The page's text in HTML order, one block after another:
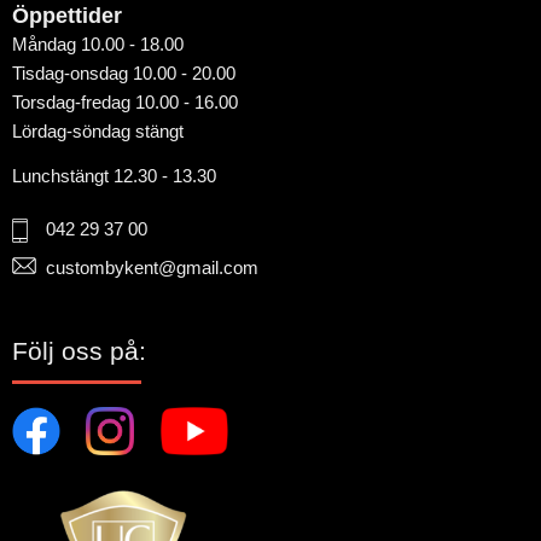
Öppettider
Måndag 10.00 - 18.00
Tisdag-onsdag 10.00 - 20.00
Torsdag-fredag 10.00 - 16.00
Lördag-söndag stängt
Lunchstängt 12.30 - 13.30
042 29 37 00
custombykent@gmail.com
Följ oss på: